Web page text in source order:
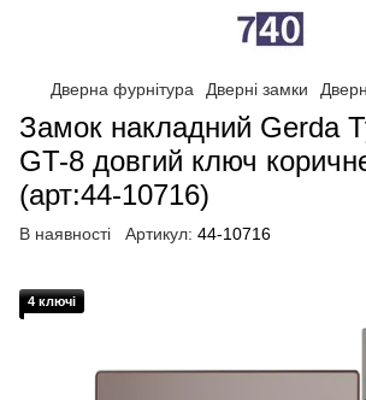
Дверна фурнітура Дверні замки
Замок накладний Gerda
GT-8 довгий ключ
(арт:44-10716)
В наявності Артикул: 44-10716
4 ключі